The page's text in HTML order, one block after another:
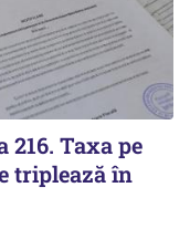
Taxa pe
triplează în